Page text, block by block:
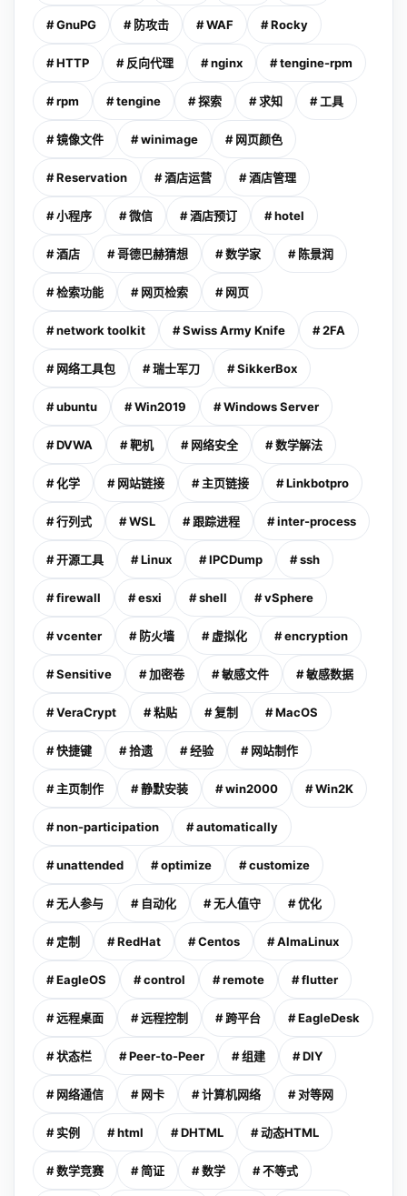
# GnuPG # 防攻击 # WAF # Rocky
# HTTP # 反向代理 # nginx # tengine-rpm
# rpm # tengine # 探索 # 求知 # 工具
# 镜像文件 # winimage # 网页颜色
# Reservation # 酒店运营 # 酒店管理
# 小程序 # 微信 # 酒店预订 # hotel
# 酒店 # 哥德巴赫猜想 # 数学家 # 陈景润
# 检索功能 # 网页检索 # 网页
# network toolkit # Swiss Army Knife # 2FA
# 网络工具包 # 瑞士军刀 # SikkerBox
# ubuntu # Win2019 # Windows Server
# DVWA # 靶机 # 网络安全 # 数学解法
# 化学 # 网站链接 # 主页链接 # Linkbotpro
# 行列式 # WSL # 跟踪进程 # inter-process
# 开源工具 # Linux # IPCDump # ssh
# firewall # esxi # shell # vSphere
# vcenter # 防火墙 # 虚拟化 # encryption
# Sensitive # 加密卷 # 敏感文件 # 敏感数据
# VeraCrypt # 粘贴 # 复制 # MacOS
# 快捷键 # 拾遗 # 经验 # 网站制作
# 主页制作 # 静默安装 # win2000 # Win2K
# non-participation # automatically
# unattended # optimize # customize
# 无人参与 # 自动化 # 无人值守 # 优化
# 定制 # RedHat # Centos # AlmaLinux
# EagleOS # control # remote # flutter
# 远程桌面 # 远程控制 # 跨平台 # EagleDesk
# 状态栏 # Peer-to-Peer # 组建 # DIY
# 网络通信 # 网卡 # 计算机网络 # 对等网
# 实例 # html # DHTML # 动态HTML
# 数学竞赛 # 简证 # 数学 # 不等式